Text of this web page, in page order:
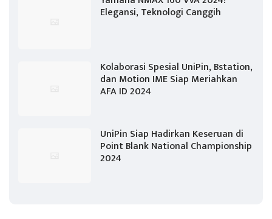
Elegansi, Teknologi Canggih
Kolaborasi Spesial UniPin, Bstation,
dan Motion IME Siap Meriahkan
AFA ID 2024
UniPin Siap Hadirkan Keseruan di
Point Blank National Championship
2024